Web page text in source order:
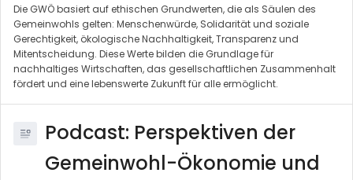
Die GWÖ basiert auf ethischen Grundwerten, die als Säulen des
Gemeinwohls gelten: Menschenwürde, Solidarität und soziale
Gerechtigkeit, ökologische Nachhaltigkeit, Transparenz und
Mitentscheidung. Diese Werte bilden die Grundlage für
nachhaltiges Wirtschaften, das gesellschaftlichen Zusammenhalt
fördert und eine lebenswerte Zukunft für alle ermöglicht.
Podcast: Perspektiven der
Gemeinwohl-Ökonomie und